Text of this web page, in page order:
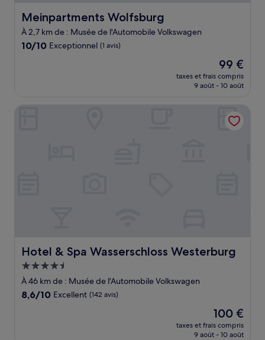
Meinpartments Wolfsburg
Meinpartments Wolfsburg
À 2,7 km de : Musée de l'Automobile Volkswagen
10.0
10/10 Exceptionnel (1 avis)
Le
nouveau
prix
de
99 €
99 €
taxes et frais compris
9 août - 10 août
Hotel & Spa Wasserschloss Westerburg
Hotel & Spa Wasserschloss Westerburg
Hébergement
4.5 étoiles
À 46 km de : Musée de l'Automobile Volkswagen
8.6
8,6/10 Excellent (142 avis)
Le
nouveau
prix
100 €
taxes et frais compris
9 août - 10 août